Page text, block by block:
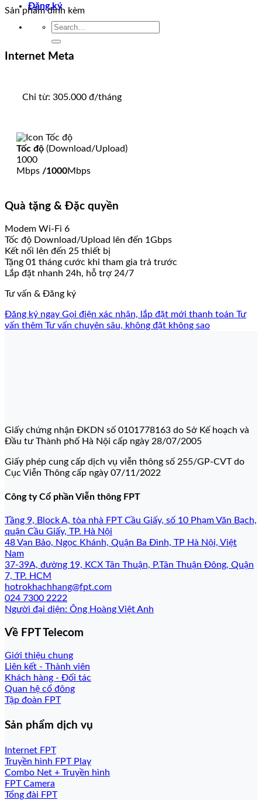
Đăng ký
Sản phẩm đính kèm
Internet Meta
Chỉ từ: 305.000 đ/tháng
Tốc độ (Download/Upload)
1000
Mbps /1000Mbps
Quà tặng & Đặc quyền
Modem Wi-Fi 6
Tốc độ Download/Upload lên đến 1Gbps
Kết nối lên đến 25 thiết bị
Tặng 01 tháng cước khi tham gia trả trước
Lắp đặt nhanh 24h, hỗ trợ 24/7
Tư vấn & Đăng ký
Đăng ký ngay Gọi điện xác nhận, lắp đặt mới thanh toán Tư
vấn thêm Tư vấn chuyên sâu, không đặt không sao
Giấy chứng nhận ĐKDN số 0101778163 do Sở Kế hoạch và
Đầu tư Thành phố Hà Nội cấp ngày 28/07/2005
Giấy phép cung cấp dịch vụ viễn thông số 255/GP-CVT do
Cục Viễn Thông cấp ngày 07/11/2022
Công ty Cổ phần Viễn thông FPT
Tầng 9, Block A, tòa nhà FPT Cầu Giấy, số 10 Phạm Văn Bạch,
quận Cầu Giấy, TP. Hà Nội
48 Vạn Bảo, Ngọc Khánh, Quận Ba Đình, TP Hà Nội, Việt
Nam
37-39A, đường 19, KCX Tân Thuận, P.Tân Thuận Đông, Quận
7, TP. HCM
hotrokhachhang@fpt.com
024 7300 2222
Người đại diện: Ông Hoàng Việt Anh
Về FPT Telecom
Giới thiệu chung
Liên kết - Thành viên
Khách hàng - Đối tác
Quan hệ cổ đông
Tập đoàn FPT
Sản phẩm dịch vụ
Internet FPT
Truyền hình FPT Play
Combo Net + Truyền hình
FPT Camera
Tổng đài FPT